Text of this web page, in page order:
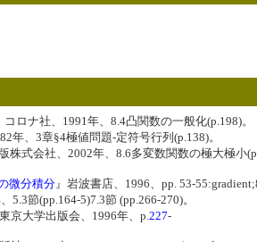
コロナ社、1991年、8.4凸関数の一般化(p.198)。
年、3章§4極値問題-定符号行列(p.138)。
株式会社、2002年、8.6多変数関数の極大極小
微分積分 』岩波書店、1996、pp. 53-
5.3節(pp.164-5)7.3節 (pp.266-270)。
京大学出版会、1996年、p. 227-